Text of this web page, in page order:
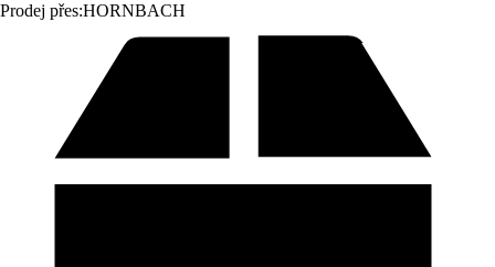
Prodej přes:HORNBACH